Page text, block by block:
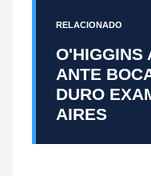
RELACIONADO
O'HIGGINS
ANTE
DURO
AIRES